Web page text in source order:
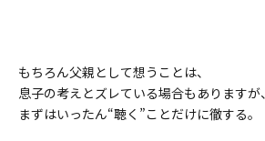
もちろん父親として想うことは、
息子の考えとズレている場合もありますが、
まずはいったん“聴く”ことだけに徹する。